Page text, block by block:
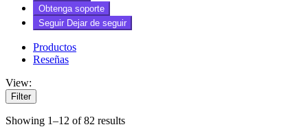
Obtenga soporte
Seguir Dejar de seguir
Productos
Reseñas
View:
Filter
Showing 1–12 of 82 results